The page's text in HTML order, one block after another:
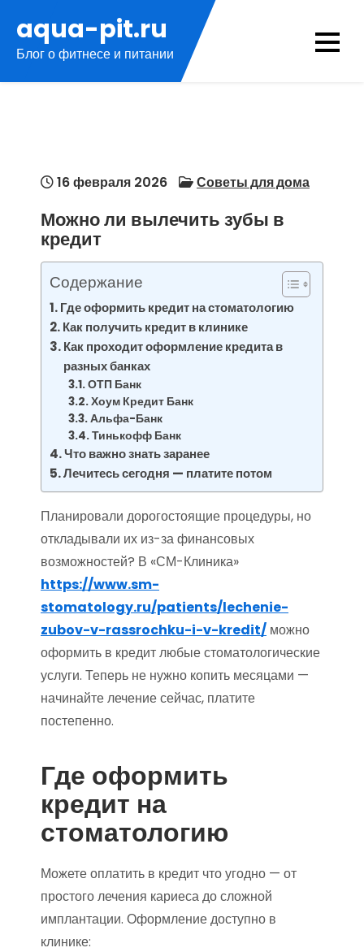
содержимому
aqua-pit.ru
Блог о фитнесе и питании
16 февраля 2026 Советы для дома
Можно ли вылечить зубы в
кредит
Содержание
Где оформить кредит на стоматологию
Как получить кредит в клинике
Как проходит оформление кредита в
разных банках
ОТП Банк
Хоум Кредит Банк
Альфа-Банк
Тинькофф Банк
Что важно знать заранее
Лечитесь сегодня — платите потом
Планировали дорогостоящие процедуры, но
откладывали их из-за финансовых
возможностей? В «СМ-Клиника»
https://www.sm-
stomatology.ru/patients/lechenie-
zubov-v-rassrochku-i-v-kredit/ можно
оформить в кредит любые стоматологические
услуги. Теперь не нужно копить месяцами —
начинайте лечение сейчас, платите
постепенно.
Где оформить
кредит на
стоматологию
Можете оплатить в кредит что угодно — от
простого лечения кариеса до сложной
имплантации. Оформление доступно в
клинике: